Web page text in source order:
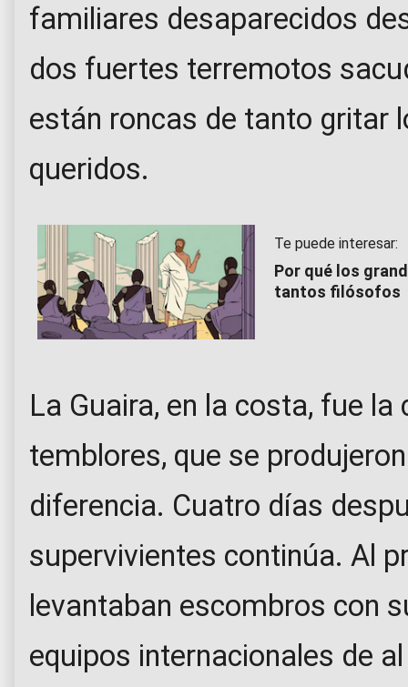
familiares desaparecidos
dos fuertes terremotos
están roncas de tanto gritar
queridos.
Te puede interesar:
Por qué los
tantos filósofos
La Guaira, en la costa, fue
temblores, que se
diferencia. Cuatro días
supervivientes continúa. Al
levantaban escombros con
equipos internacionales de